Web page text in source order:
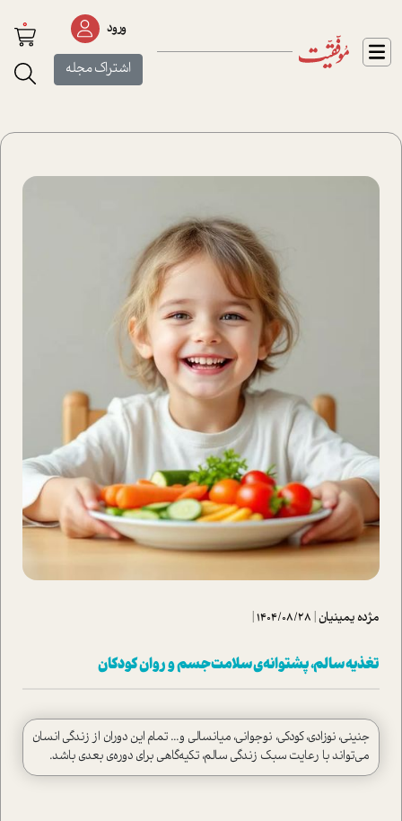
ورود
اشتراک مجله
0
مژده یمینیان|
1404/08/28
|
تغذیه سالم، پشتوانه‌ی سلامت جسم و روان کودکان
جنینی، نوزادی، کودکی، نوجوانی، میانسالی و... تمام این دوران‌ از زندگی انسان
می‌تواند با رعایت سبک زندگی سالم، تکیه‌گاهی برای دوره‌ی بعدی باشد.